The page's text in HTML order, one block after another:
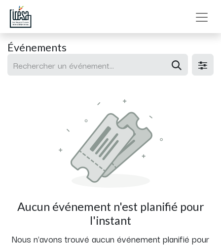
Événements
Aucun événement n'est planifié pour
l'instant
Nous n'avons trouvé aucun événement planifié pour